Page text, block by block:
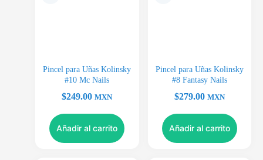
Pincel para Uñas Kolinsky
#10 Mc Nails
$249.00 MXN
Añadir al carrito
Pincel para Uñas Kolinsky
#8 Fantasy Nails
$279.00 MXN
Añadir al carrito